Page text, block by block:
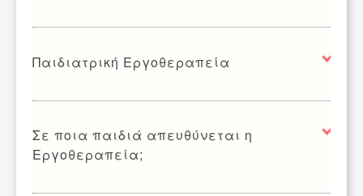
Παιδιατρική Εργοθεραπεία
Σε ποια παιδιά απευθύνεται η
Εργοθεραπεία;